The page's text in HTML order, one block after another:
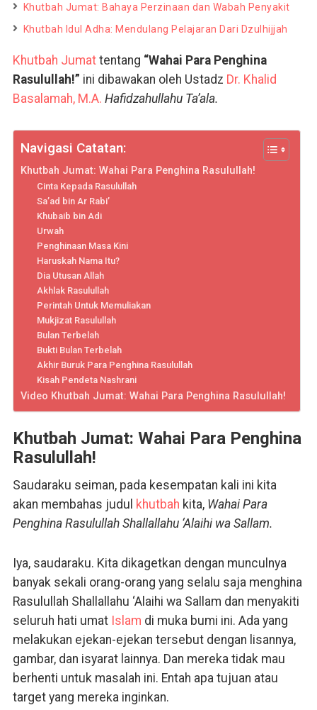
Khutbah Jumat: Bahaya Perzinaan dan Wabah Penyakit
Khutbah Idul Adha: Mendulang Pelajaran Dari Dzulhijjah
Khutbah Jumattentang “Wahai Para Penghina
Rasulullah!” ini dibawakan oleh Ustadz Dr. Khalid
Basalamah, M.A. Hafidzahullahu Ta’ala.
Navigasi Catatan:
Khutbah Jumat: Wahai Para Penghina Rasulullah!
Cinta Kepada Rasulullah
Sa’ad bin Ar Rabi’
Khubaib bin Adi
Urwah
Penghinaan Masa Kini
Haruskah Nama Itu?
Dia Utusan Allah
Akhlak Rasulullah
Perintah Untuk Memuliakan
Mukjizat Rasulullah
Bulan Terbelah
Bukti Bulan Terbelah
Akhir Buruk Para Penghina Rasulullah
Kisah Pendeta Nashrani
Video Khutbah Jumat: Wahai Para Penghina Rasulullah!
Khutbah Jumat: Wahai Para Penghina
Rasulullah!
Saudaraku seiman, pada kesempatan kali ini kita
akan membahas judul khutbah kita, Wahai Para
Penghina Rasulullah Shallallahu ‘Alaihi wa Sallam.
Iya, saudaraku. Kita dikagetkan dengan munculnya
banyak sekali orang-orang yang selalu saja menghina
Rasulullah Shallallahu ‘Alaihi wa Sallam dan menyakiti
seluruh hati umat Islam di muka bumi ini. Ada yang
melakukan ejekan-ejekan tersebut dengan lisannya,
gambar, dan isyarat lainnya. Dan mereka tidak mau
berhenti untuk masalah ini. Entah apa tujuan atau
target yang mereka inginkan.